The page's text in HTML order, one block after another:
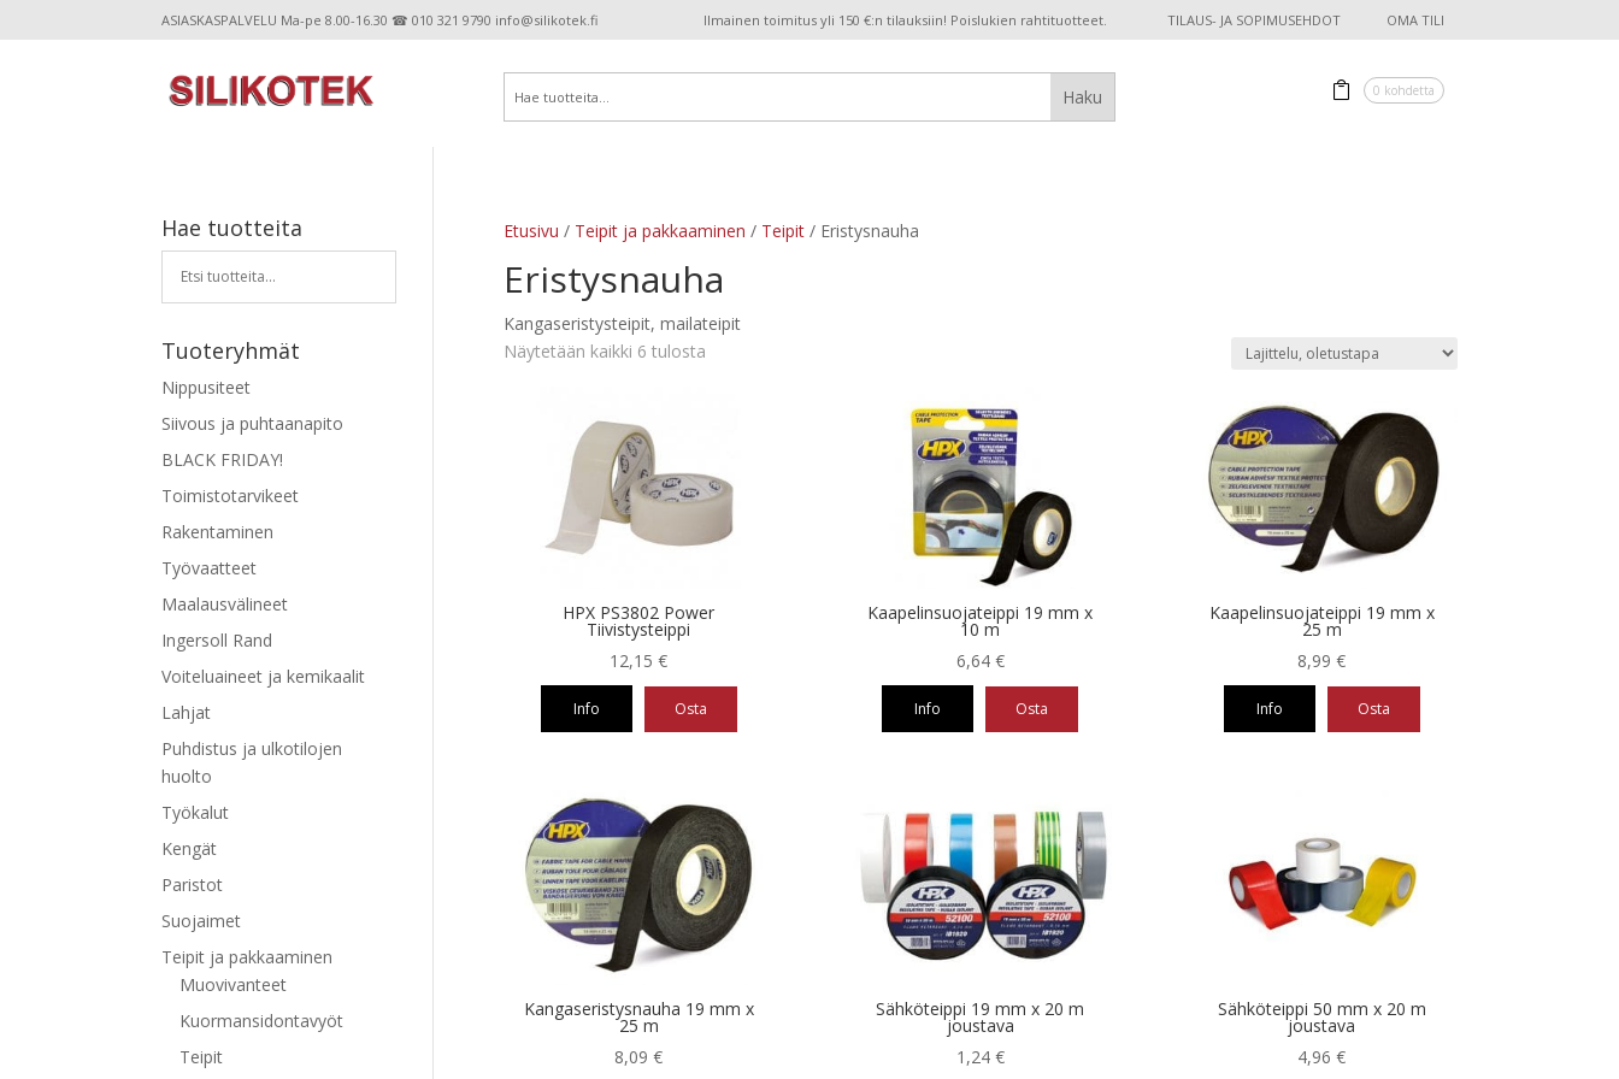
ASIASKASPALVELU Ma-pe 8.00-16.30 ☎ 010 321 9790 info@silikotek.fi Ilmainen toimitus yli 150 €:n tilauksiin! Poislukien rahtituotteet. TILAUS- JA SOPIMUSEHDOT OMA TILI
0 kohdetta
Etusivu / Teipit ja pakkaaminen / Teipit/ Eristysnauha
Eristysnauha
Kangaseristysteipit, mailateipit
Näytetään kaikki 6 tulosta
HPX PS3802 Power
Tiivistysteippi
12,15€
Info Osta
Kaapelinsuojateippi 19 mm x
10 m
6,64 €
Info Osta
Kaapelinsuojateippi 19 mm x
25 m
8,99€
Info Osta
Kangaseristysnauha 19 mm x
25 m
8,09€
Sähköteippi 19 mm x 20 m
joustava
1,24 €
Sähköteippi 50 mm x 20 m
joustava
4,96€
Hae tuotteita
Tuoteryhmät
Nippusiteet
Siivous ja puhtaanapito
BLACK FRIDAY!
Toimistotarvikeet
Rakentaminen
Työvaatteet
Maalausvälineet
Ingersoll Rand
Voiteluaineet ja kemikaalit
Lahjat
Puhdistus ja ulkotilojen
huolto
Työkalut
Kengät
Paristot
Suojaimet
Teipit ja pakkaaminen
Muovivanteet
Kuormansidontavyöt
Teipit